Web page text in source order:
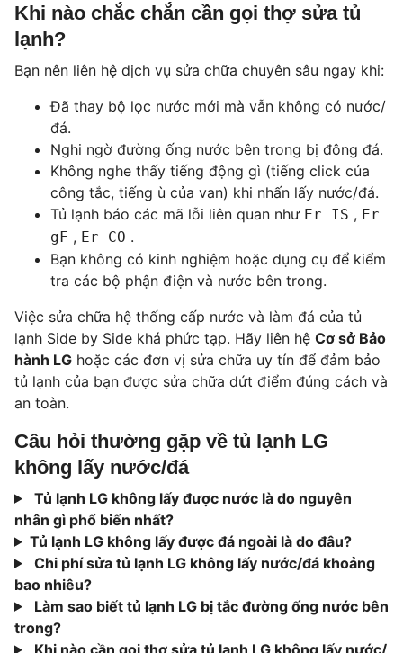
Khi nào chắc chắn cần gọi thợ sửa tủ
lạnh?
Bạn nên liên hệ dịch vụ sửa chữa chuyên sâu ngay khi:
Đã thay bộ lọc nước mới mà vẫn không có nước/
đá.
Nghi ngờ đường ống nước bên trong bị đông đá.
Không nghe thấy tiếng động gì (tiếng click của
công tắc, tiếng ù của van) khi nhấn lấy nước/đá.
Tủ lạnh báo các mã lỗi liên quan như Er IS , Er
gF , Er CO .
Bạn không có kinh nghiệm hoặc dụng cụ để kiểm
tra các bộ phận điện và nước bên trong.
Việc sửa chữa hệ thống cấp nước và làm đá của tủ
lạnh Side by Side khá phức tạp. Hãy liên hệ Cơ sở Bảo
hành LG hoặc các đơn vị sửa chữa uy tín để đảm bảo
tủ lạnh của bạn được sửa chữa dứt điểm đúng cách và
an toàn.
Câu hỏi thường gặp về tủ lạnh LG
không lấy nước/đá
Tủ lạnh LG không lấy được nước là do nguyên
nhân gì phổ biến nhất?
Tủ lạnh LG không lấy được đá ngoài là do đâu?
Chi phí sửa tủ lạnh LG không lấy nước/đá khoảng
bao nhiêu?
Làm sao biết tủ lạnh LG bị tắc đường ống nước bên
trong?
Khi nào cần gọi thợ sửa tủ lạnh LG không lấy nước/